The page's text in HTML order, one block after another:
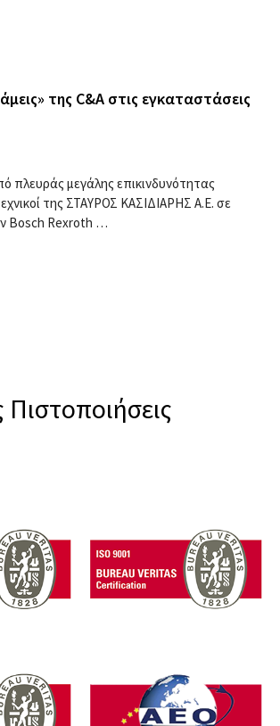
της C&A στις εγκαταστάσεις
πλευράς μεγάλης επικινδυνότητας
της ΣΤΑΥΡΟΣ ΚΑΣΙΔΙΑΡΗΣ Α.Ε. σε
Bosch Rexroth …
Πιστοποιήσεις